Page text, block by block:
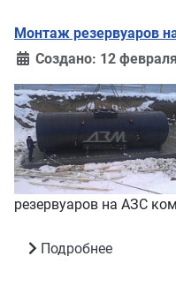
Монтаж резервуаров
Создано: 12
резервуаров на АЗС
Подробнее